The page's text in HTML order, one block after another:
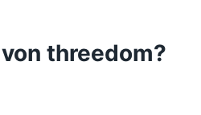
threedom?